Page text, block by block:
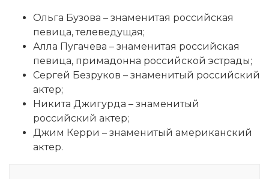
Ольга Бузова – знаменитая российская
певица, телеведущая;
Алла Пугачева – знаменитая российская
певица, примадонна российской эстрады;
Сергей Безруков – знаменитый российский
актер;
Никита Джигурда – знаменитый
российский актер;
Джим Керри – знаменитый американский
актер.